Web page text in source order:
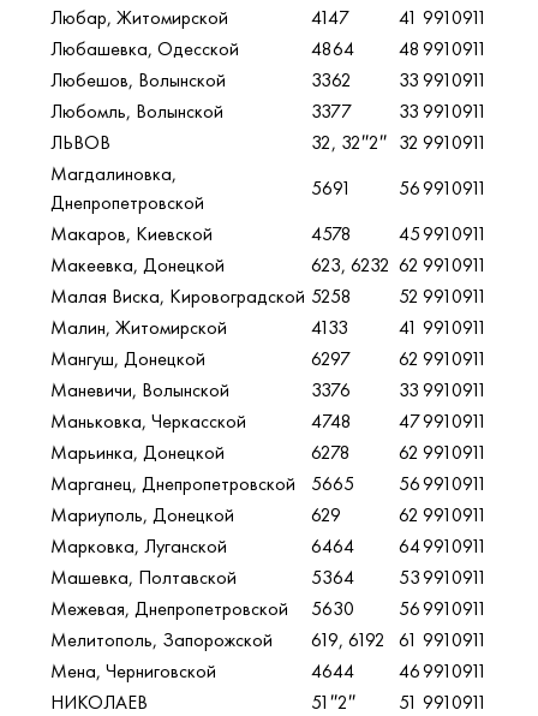
Любар, Житомирской
4147 41 9910911
Любашевка, Одесской
4864 489910911
Любешов, Волынской
3362 339910911
Любомль, Волынской
3377 339910911
ЛЬВОВ
32, 32″2″ 32 9910911
Магдалиновка,
Днепропетровской
5691 569910911
Макаров, Киевской
4578 459910911
Макеевка, Донецкой
623, 6232 62 9910911
Малая Виска, Кировоградской 5258 52 9910911
Малин, Житомирской
4133 41 9910911
Мангуш, Донецкой 6297 62 9910911
Маневичи, Волынской
3376 339910911
Маньковка, Черкасской
4748 479910911
Марьинка, Донецкой
6278 62 9910911
Марганец, Днепропетровской
5665 569910911
Мариуполь, Донецкой
629 62 9910911
Марковка, Луганской
6464 649910911
Машевка, Полтавской
5364 539910911
Межевая, Днепропетровской
5630 569910911
Мелитополь, Запорожской
619, 6192 61 9910911
Мена, Черниговской
4644 469910911
НИКОЛАЕВ
51″2″ 51 9910911